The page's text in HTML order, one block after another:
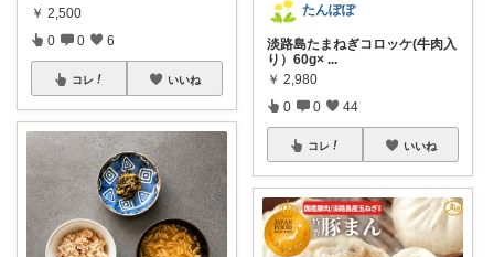
￥ 2,500
0 0 6
コレ いいね
たんぽぽ
淡路島たまねぎコロッケ(牛肉入
り）60g× ...
￥ 2,980
0 0 44
コレ いいね